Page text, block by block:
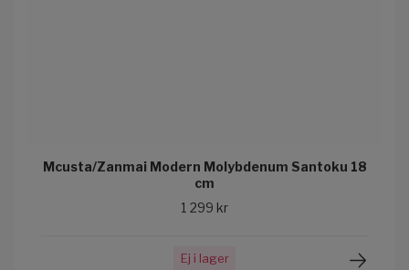
Mcusta/Zanmai Modern Molybdenum Santoku 18
cm
1 299 kr
Ej i lager